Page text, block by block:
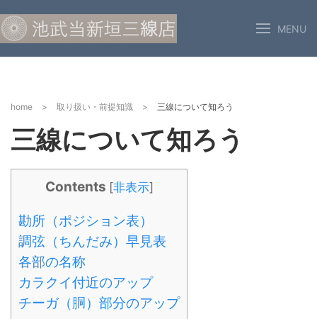
MENU
home > 取り扱い・前提知識 > 三線について知ろう
三線について知ろう
Contents [非表示]
勘所（ポジション表）
調弦（ちんだみ）早見表
各部の名称
カラクイ付近のアップ
チーガ（胴）部分のアップ